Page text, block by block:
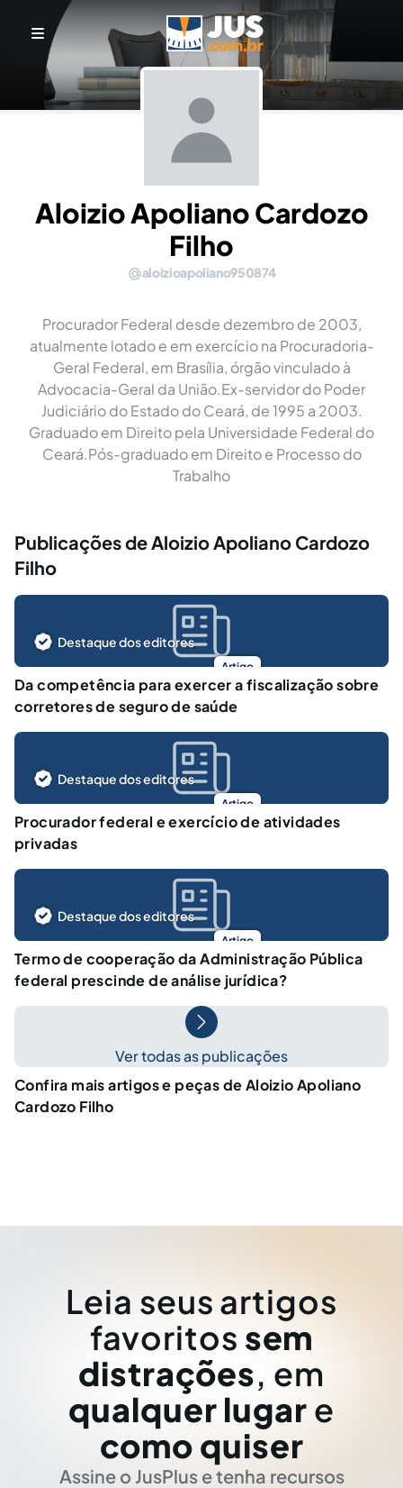
Aloizio Apoliano Cardozo
Filho
aloizioapoliano950874
Procurador Federal desde dezembro de 2003,
atualmente lotado e em exercício na Procuradoria-
Geral Federal, em Brasília, órgão vinculado à
Advocacia-Geral da União.Ex-servidor do Poder
Judiciário do Estado do Ceará, de 1995 a 2003.
Graduado em Direito pela Universidade Federal do
Ceará.Pós-graduado em Direito e Processo do
Trabalho
Publicações de Aloizio Apoliano Cardozo
Filho
Artigo
Destaque dos editores
Da competência para exercer a fiscalização sobre
corretores de seguro de saúde
Artigo
Destaque dos editores
Procurador federal e exercício de atividades
privadas
Artigo
Destaque dos editores
Termo de cooperação da Administração Pública
federal prescinde de análise jurídica?
Ver todas as publicações
Confira mais artigos e peças de Aloizio Apoliano
Cardozo Filho
Leia seus artigos
favoritos sem
distrações, em
qualquer lugar e
como quiser
Assine o JusPlus e tenha recursos